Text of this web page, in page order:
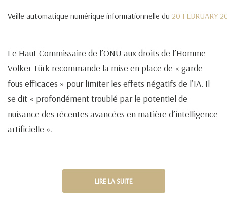
Veille automatique numérique informationnelle du 20 FEBRUARY
Le Haut-Commissaire de l’ONU aux droits de l’Homme
Volker Türk recommande la mise en place de « garde-
fous efficaces » pour limiter les effets négatifs de l’IA. Il
se dit « profondément troublé par le potentiel de
nuisance des récentes avancées en matière d’intelligence
artificielle ».
LIRE LA SUITE